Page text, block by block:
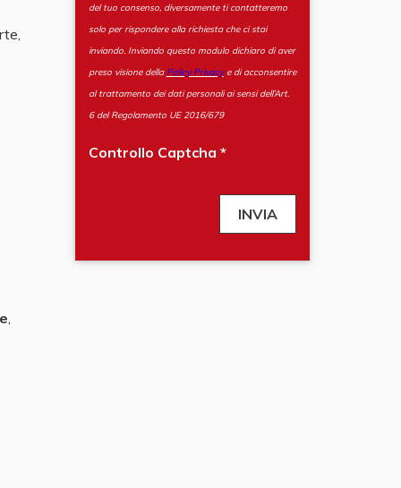
,
del tuo consenso, diversamente ti contatteremo
solo per rispondere alla richiesta che ci stai
inviando. Inviando questo modulo dichiaro di aver
preso visione della Policy Privacye di acconsentire
al trattamento dei dati personali ai sensi dell’Art.
6 del Regolamento UE 2016/679
Controllo Captcha